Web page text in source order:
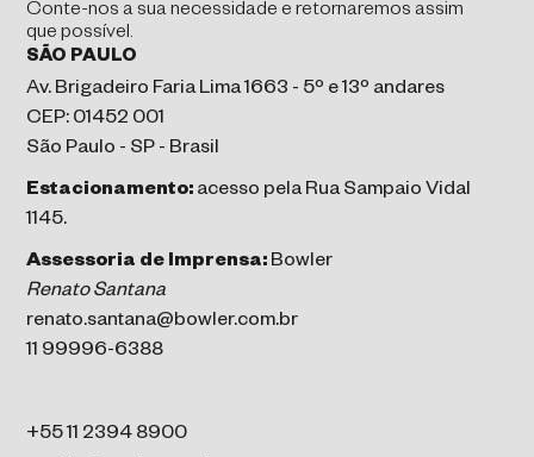
Conte-nos a sua necessidade e retornaremos assim
que possível.
SÃO PAULO
Av. Brigadeiro Faria Lima 1663 - 5º e 13º andares
CEP: 01452 001
São Paulo - SP - Brasil
Estacionamento: acesso pela Rua Sampaio Vidal
1145.
Assessoria de Imprensa: Bowler
Renato Santana
renato.santana@bowler.com.br
11 99996-6388
+55 11 2394 8900